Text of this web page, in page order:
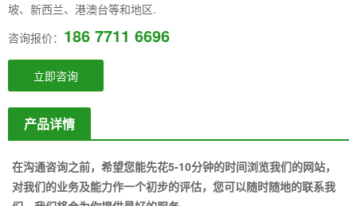
坡、新西兰、港澳台等和地区.
咨询报价： 186 7711 6696
立即咨询
产品详情
在沟通咨询之前，希望您能先花5-10分钟的时间浏览我们的网站，
对我们的业务及能力作一个初步的评估，您可以随时随地的联系我